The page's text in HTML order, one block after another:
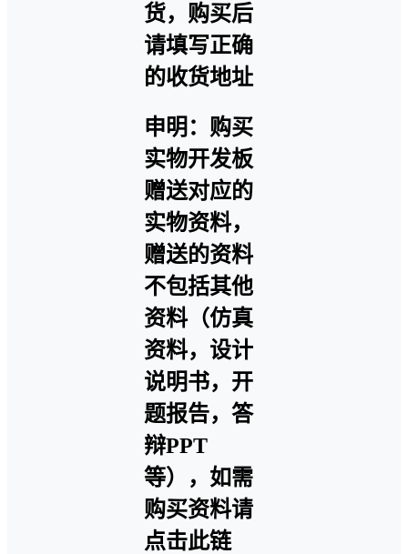
货，购买后
请填写正确
的收货地址
申明：购买
实物开发板
赠送对应的
实物资料，
赠送的资料
不包括其他
资料（仿真
资料，设计
说明书，开
题报告，答
辩PPT
等），如需
购买资料请
点击此链